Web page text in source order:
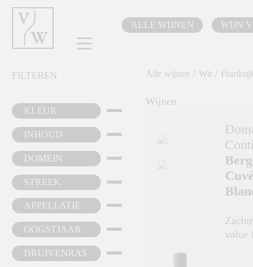
Ga naar de hoofdnavigatie
ALLE WIJNEN WIJN
FILTEREN
KLEUR
INHOUD
DOMEIN
STREEK
APPELLATIE
OOGSTJAAR
DRUIVENRAS
Alle wijnen / Wit /
Wijnen
Conti
value